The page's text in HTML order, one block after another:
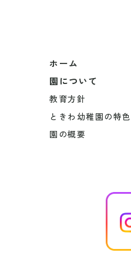
ホーム
園について
教育方針
ときわ幼稚園の特色
園の概要